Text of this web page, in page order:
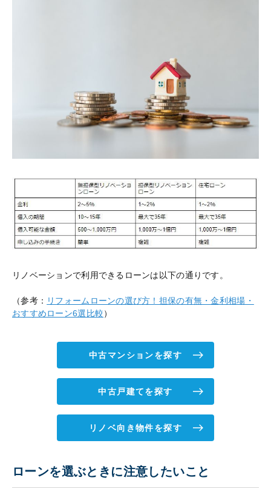
リノベーションで利用できるローンは以下の通りです。
（参考： リフォームローンの選び方！担保の有無・金利相場・
おすすめローン6選比較）
中古マンションを探す
中古戸建てを探す
リノベ向き物件を探す
ローンを選ぶときに注意したいこと